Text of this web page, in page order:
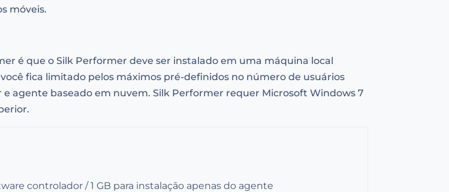
móveis.
é que o Silk Performer deve ser instalado em uma máquina local
fica limitado pelos máximos pré-definidos no número de usuários
agente baseado em nuvem. Silk Performer requer Microsoft Windows 7
controlador / 1 GB para instalação apenas do agente